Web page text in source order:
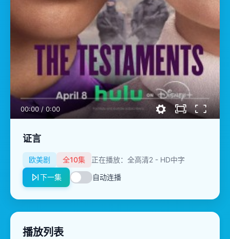
00:00 / 0:00
证言
欧美剧 全10集
正在播放：全高清2 - HD中字
下一集
自动连播
播放列表